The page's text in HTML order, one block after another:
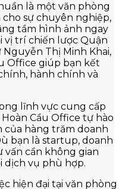
là một văn phòng
cho sự chuyên nghiệp,
tầm hình ảnh ngay
vị trí chiến lược Quận
Thị Minh Khai,
Office giúp bạn kết
hành chính và
lĩnh vực cung cấp
Cầu Office tự hào
của hàng trăm doanh
bạn là startup, doanh
vấn cần không gian
dịch vụ phù hợp.